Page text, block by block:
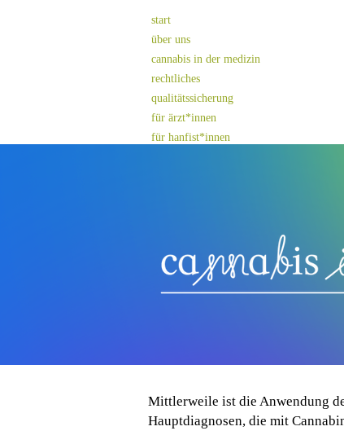
start
über uns
cannabis in der medizin
rechtliches
qualitätssicherung
für ärzt*innen
für hanfist*innen
Mittlerweile ist die Anwendung
Hauptdiagnosen, die mit